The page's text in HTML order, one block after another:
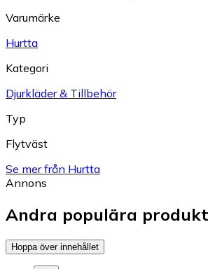
Varumärke
Hurtta
Kategori
Djurkläder & Tillbehör
Typ
Flytväst
Se mer från Hurtta
Annons
Andra populära
Hoppa över innehållet